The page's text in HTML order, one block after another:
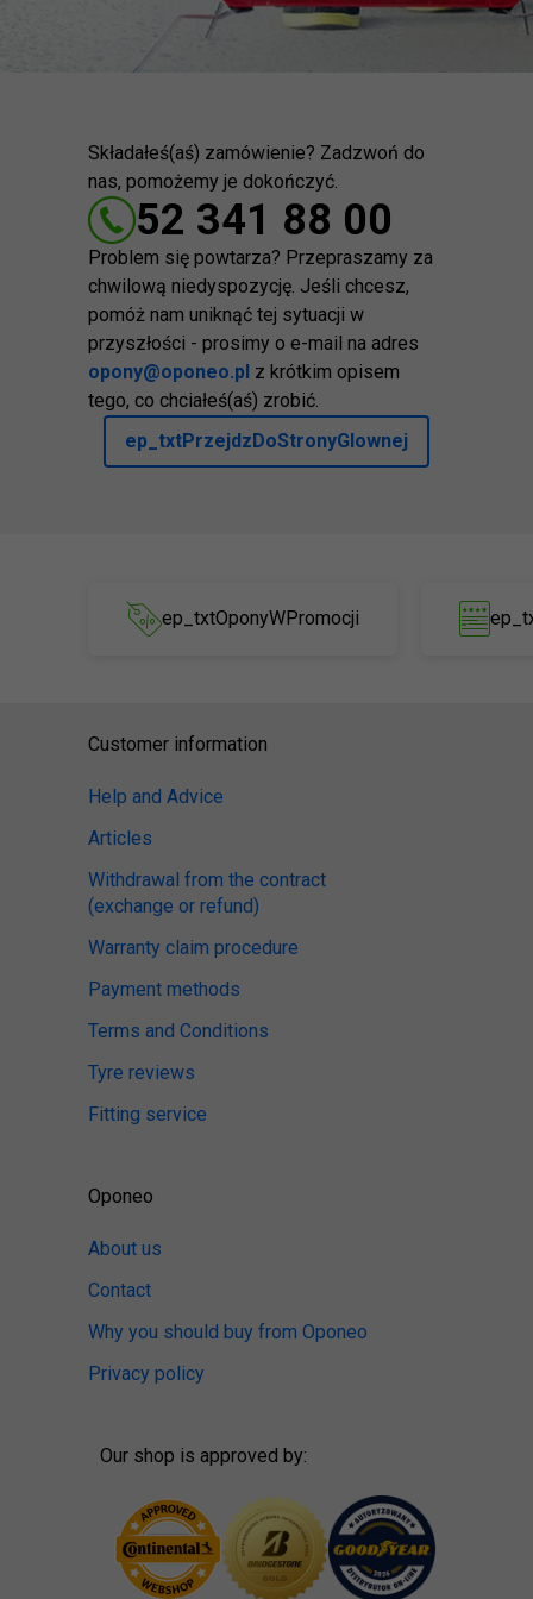
Składałeś(aś) zamówienie? Zadzwoń do
nas, pomożemy je dokończyć.
52 341 88 00
Problem się powtarza? Przepraszamy za
chwilową niedyspozycję. Jeśli chcesz,
pomóż nam uniknąć tej sytuacji w
przyszłości - prosimy o e-mail na adres
opony@oponeo.pl z krótkim opisem
tego, co chciałeś(aś) zrobić.
ep_txtPrzejdzDoStronyGlownej
ep_txtOponyWPromocji
Customer information
Help and Advice
Articles
Withdrawal from the contract
(exchange or refund)
Warranty claim procedure
Payment methods
Terms and Conditions
Tyre reviews
Fitting service
Oponeo
About us
Contact
Why you should buy from Oponeo
Privacy policy
Our shop is approved by: